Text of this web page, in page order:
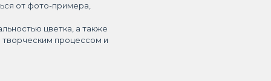
от фото-примера,
цветка, а также
творческим процессом и